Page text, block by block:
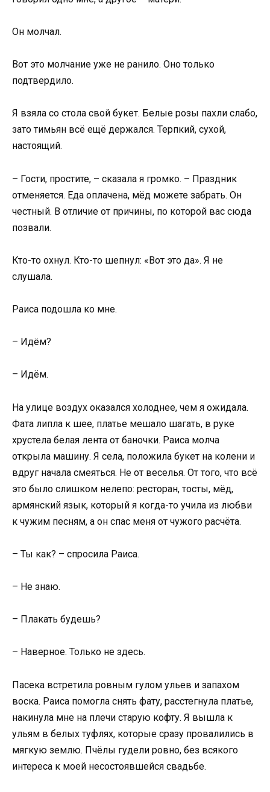
Он молчал.
Вот это молчание уже не ранило. Оно только
подтвердило.
Я взяла со стола свой букет. Белые розы пахли слабо,
зато тимьян всё ещё держался. Терпкий, сухой,
настоящий.
– Гости, простите, – сказала я громко. – Праздник
отменяется. Еда оплачена, мёд можете забрать. Он
честный. В отличие от причины, по которой вас сюда
позвали.
Кто-то охнул. Кто-то шепнул: «Вот это да». Я не
слушала.
Раиса подошла ко мне.
– Идём?
– Идём.
На улице воздух оказался холоднее, чем я ожидала.
Фата липла к шее, платье мешало шагать, в руке
хрустела белая лента от баночки. Раиса молча
открыла машину. Я села, положила букет на колени и
вдруг начала смеяться. Не от веселья. От того, что всё
это было слишком нелепо: ресторан, тосты, мёд,
армянский язык, который я когда-то учила из любви
к чужим песням, а он спас меня от чужого расчёта.
– Ты как? – спросила Раиса.
– Не знаю.
– Плакать будешь?
– Наверное. Только не здесь.
Пасека встретила ровным гулом ульев и запахом
воска. Раиса помогла снять фату, расстегнула платье,
накинула мне на плечи старую кофту. Я вышла к
ульям в белых туфлях, которые сразу провалились в
мягкую землю. Пчёлы гудели ровно, без всякого
интереса к моей несостоявшейся свадьбе.